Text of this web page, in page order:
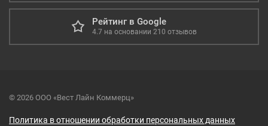
Рейтинг в Google
4.7 на основании 210 отзывов
© 2026 ООО «Вест Лайн Коммерц»
Политика в отношении обработки персональных данных